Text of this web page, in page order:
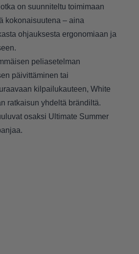
on suunniteltu toimimaan
kokonaisuutena – aina
ohjauksesta ergonomiaan ja
peliasetelman
päivittäminen tai
kilpailukauteen, White
ratkaisun yhdeltä brändiltä.
osaksi Ultimate Summer